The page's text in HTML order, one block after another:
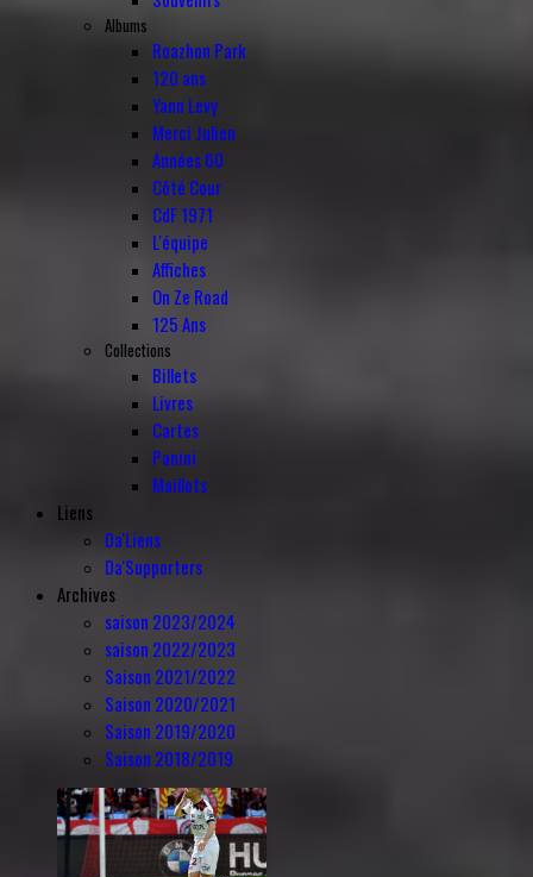
Albums
Roazhon Park
120 ans
Yann Levy
Merci Julien
Années 60
Côté Cour
CdF 1971
L'équipe
Affiches
On Ze Road
125 Ans
Collections
Billets
Livres
Cartes
Panini
Maillots
Liens
Da'Liens
Da'Supporters
Archives
saison 2023/2024
saison 2022/2023
Saison 2021/2022
Saison 2020/2021
Saison 2019/2020
Saison 2018/2019